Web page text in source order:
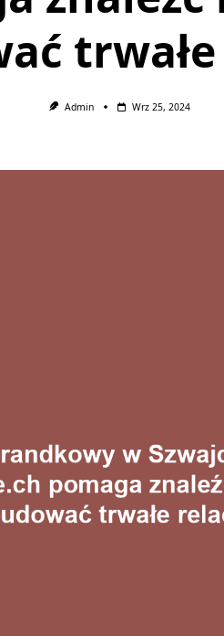
Admin Wrz 25, 2024